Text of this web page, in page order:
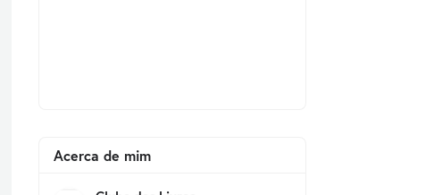
Acerca de mim